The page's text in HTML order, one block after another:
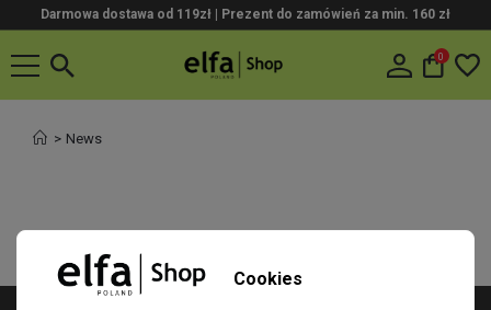
Darmowa dostawa od 119zł | Prezent do zamówień za min. 160 zł
0
News
Cookies